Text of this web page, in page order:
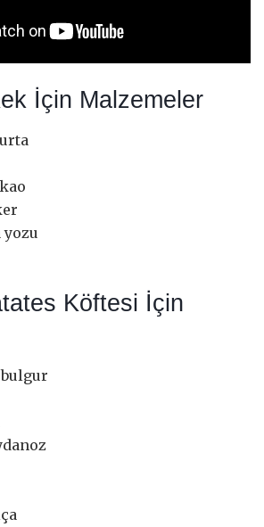
İçin Malzemeler
Köftesi İçin
bulgur